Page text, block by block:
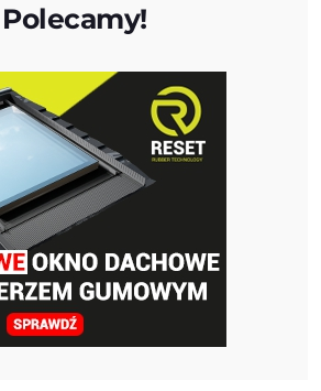
Polecamy!